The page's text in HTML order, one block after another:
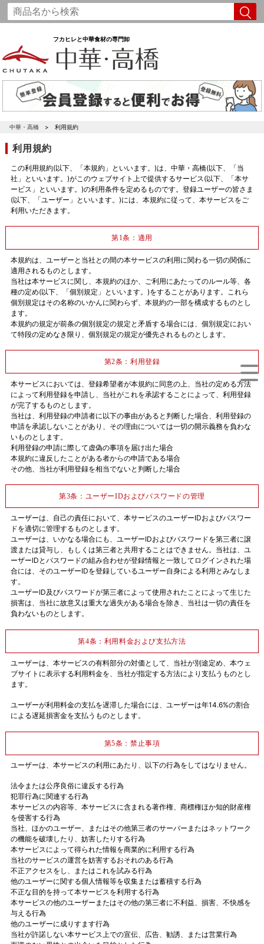
フカヒレと中華食材の専門卸
中華・高橋 利用規約
利用規約
この利用規約(以下、「本規約」といいます。)は、中華・高橋(以下、「当
社」といいます。)がこのウェブサイト上で提供するサービス(以下、「本サ
ービス」といいます。)の利用条件を定めるものです。登録ユーザーの皆さま
(以下、「ユーザー」といいます。)には、本規約に従って、本サービスをご
利用いただきます。
第1条：適用
本規約は、ユーザーと当社との間の本サービスの利用に関わる一切の関係に
適用されるものとします。
当社は本サービスに関し、本規約のほか、ご利用にあたってのルール等、各
種の定め(以下、「個別規定」といいます。)をすることがあります。これら
個別規定はその名称のいかんに関わらず、本規約の一部を構成するものとし
ます。
本規約の規定が前条の個別規定の規定と矛盾する場合には、個別規定におい
て特段の定めなき限り、個別規定の規定が優先されるものとします。
第2条：利用登録
本サービスにおいては、登録希望者が本規約に同意の上、当社の定める方法
によって利用登録を申請し、当社がこれを承認することによって、利用登録
が完了するものとします。
当社は、利用登録の申請者に以下の事由があると判断した場合、利用登録の
申請を承認しないことがあり、その理由については一切の開示義務を負わな
いものとします。
利用登録の申請に際して虚偽の事項を届け出た場合
本規約に違反したことがある者からの申請である場合
その他、当社が利用登録を相当でないと判断した場合
第3条：ユーザーIDおよびパスワードの管理
ユーザーは、自己の責任において、本サービスのユーザーIDおよびパスワー
ドを適切に管理するものとします。
ユーザーは、いかなる場合にも、ユーザーIDおよびパスワードを第三者に譲
渡または貸与し、もしくは第三者と共用することはできません。当社は、ユ
ーザーIDとパスワードの組み合わせが登録情報と一致してログインされた場
合には、そのユーザーIDを登録しているユーザー自身による利用とみなしま
す。
ユーザーID及びパスワードが第三者によって使用されたことによって生じた
損害は、当社に故意又は重大な過失がある場合を除き、当社は一切の責任を
負わないものとします。
第4条：利用料金および支払方法
ユーザーは、本サービスの有料部分の対価として、当社が別途定め、本ウェ
ブサイトに表示する利用料金を、当社が指定する方法により支払うものとし
ます。
ユーザーが利用料金の支払を遅滞した場合には、ユーザーは年14.6%の割合
による遅延損害金を支払うものとします。
第5条：禁止事項
ユーザーは、本サービスの利用にあたり、以下の行為をしてはなりません。
法令または公序良俗に違反する行為
犯罪行為に関連する行為
本サービスの内容等、本サービスに含まれる著作権、商標権ほか知的財産権
を侵害する行為
当社、ほかのユーザー、またはその他第三者のサーバーまたはネットワーク
の機能を破壊したり、妨害したりする行為
本サービスによって得られた情報を商業的に利用する行為
当社のサービスの運営を妨害するおそれのある行為
不正アクセスをし、またはこれを試みる行為
他のユーザーに関する個人情報等を収集または蓄積する行為
不正な目的を持って本サービスを利用する行為
本サービスの他のユーザーまたはその他の第三者に不利益、損害、不快感を
与える行為
他のユーザーに成りすます行為
当社が許諾しない本サービス上での宣伝、広告、勧誘、または営業行為